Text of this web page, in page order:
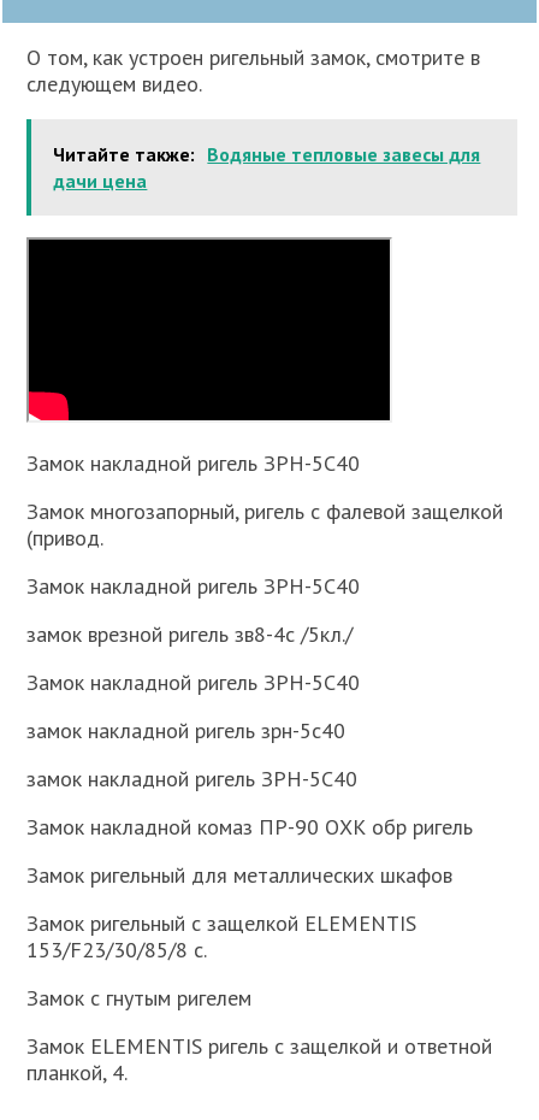
О том, как устроен ригельный замок, смотрите в
следующем видео.
Читайте также: Водяные тепловые завесы для
дачи цена
Замок накладной ригель ЗРН-5С40
Замок многозапорный, ригель с фалевой защелкой
(привод.
Замок накладной ригель ЗРН-5С40
замок врезной ригель зв8-4с /5кл./
Замок накладной ригель ЗРН-5С40
замок накладной ригель зрн-5с40
замок накладной ригель ЗРН-5С40
Замок накладной комаз ПР-90 ОХК обр ригель
Замок ригельный для металлических шкафов
Замок ригельный с защелкой ELEMENTIS
153/F23/30/85/8 c.
Замок с гнутым ригелем
Замок ELEMENTIS ригель с защелкой и ответной
планкой, 4.